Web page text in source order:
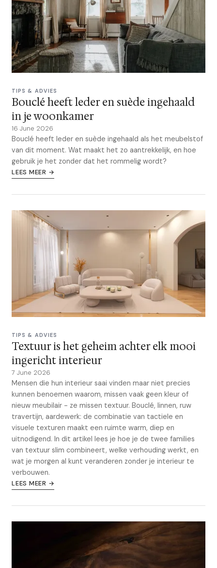
TIPS & ADVIES
Bouclé heeft leder en suède ingehaald
in je woonkamer
16 June 2026
Bouclé heeft leder en suède ingehaald als het meubelstof
van dit moment. Wat maakt het zo aantrekkelijk, en hoe
gebruik je het zonder dat het rommelig wordt?
LEES MEER →
TIPS & ADVIES
Textuur is het geheim achter elk mooi
ingericht interieur
7 June 2026
Mensen die hun interieur saai vinden maar niet precies
kunnen benoemen waarom, missen vaak geen kleur of
nieuw meubilair - ze missen textuur. Bouclé, linnen, ruw
travertijn, aardewerk: de combinatie van tactiele en
visuele texturen maakt een ruimte warm, diep en
uitnodigend. In dit artikel lees je hoe je de twee families
van textuur slim combineert, welke verhouding werkt, en
wat je morgen al kunt veranderen zonder je interieur te
verbouwen.
LEES MEER →